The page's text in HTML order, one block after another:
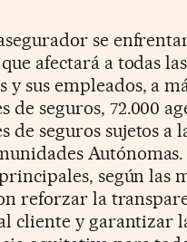
se
afectará a todas
y sus empleados, a
de seguros, 72.000
de seguros sujetos a
Autónomas.
según las
reforzar la
cliente y garantizar